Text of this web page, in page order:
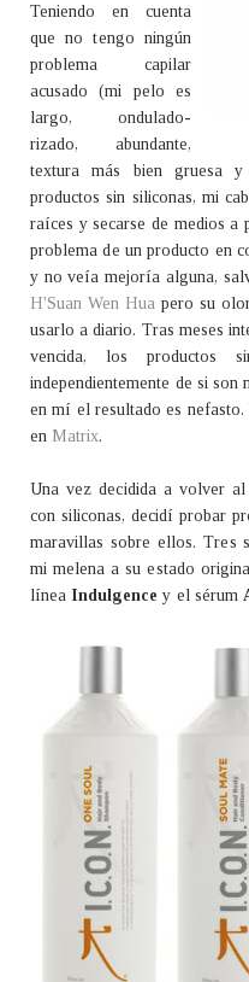
Teniendo en cuenta
que no tengo ningún
problema capilar
acusado (mi pelo es
largo, ondulado-
rizado, abundante,
textura más bien gruesa
productos sin siliconas, mi
raíces y secarse de medios a
problema de un producto en
y no veía mejoría alguna,
H'Suan Wen Hua pero su
usarlo a diario. Tras meses
vencida, los productos
independientemente de si son
en mí el resultado es nefasto.
en Matrix.
Una vez decidida a volver
con siliconas, decidí probar
maravillas sobre ellos. Tres
mi melena a su estado
línea Indulgencey el sérum